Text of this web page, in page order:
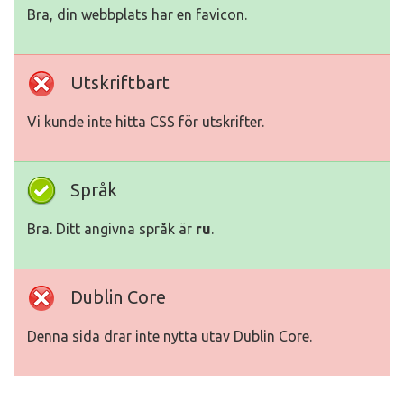
Bra, din webbplats har en favicon.
Utskriftbart
Vi kunde inte hitta CSS för utskrifter.
Språk
Bra. Ditt angivna språk är ru.
Dublin Core
Denna sida drar inte nytta utav Dublin Core.